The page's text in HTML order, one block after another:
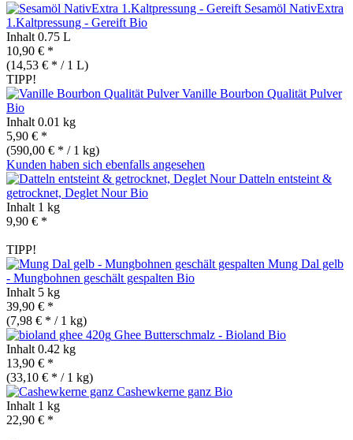
Sesamöl NativExtra
1.Kaltpressung - Gereift Bio
Inhalt 0.75 L
10,90 € *
(14,53 € * / 1 L)
TIPP!
Vanille Bourbon Qualität Pulver
Bio
Inhalt 0.01 kg
5,90 € *
(590,00 € * / 1 kg)
Kunden haben sich ebenfalls angesehen
Datteln entsteint &
getrocknet, Deglet NourBio
Inhalt 1 kg
9,90 € *
TIPP!
Mung Dal gelb
- Mungbohnen geschält gespalten Bio
Inhalt 5 kg
39,90 € *
(7,98 € * / 1 kg)
Ghee Butterschmalz - Bioland Bio
Inhalt 0.42 kg
13,90 € *
(33,10 € * / 1 kg)
Cashewkerne ganz Bio
Inhalt 1 kg
22,90 € *